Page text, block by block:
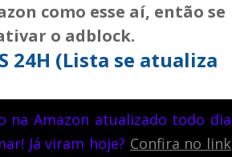
como esse aí, então se
o adblock.
24H (Lista se atualiza
na Amazon atualizado todo dia
Já viram hoje? Confira no link